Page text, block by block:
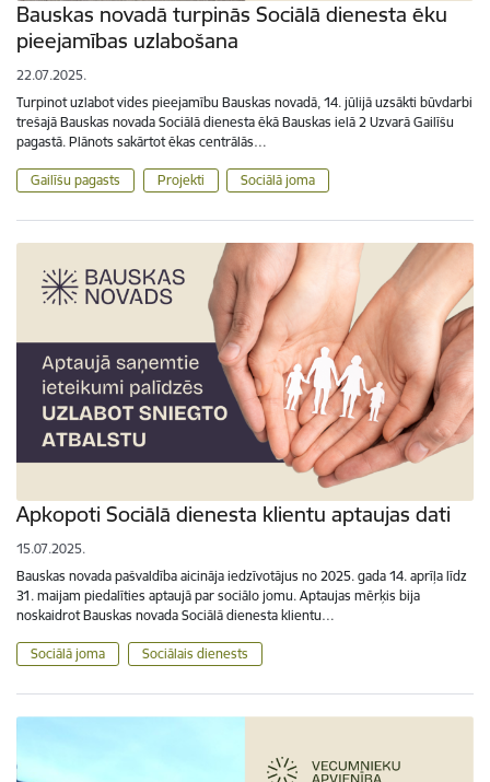
Bauskas novadā turpinās Sociālā dienesta ēku
pieejamības uzlabošana
22.07.2025.
Turpinot uzlabot vides pieejamību Bauskas novadā, 14. jūlijā uzsākti būvdarbi
trešajā Bauskas novada Sociālā dienesta ēkā Bauskas ielā 2 Uzvarā Gailīšu
pagastā. Plānots sakārtot ēkas centrālās…
Gailīšu pagasts Projekti Sociālā joma
Apkopoti Sociālā dienesta klientu aptaujas dati
15.07.2025.
Bauskas novada pašvaldība aicināja iedzīvotājus no 2025. gada 14. aprīļa līdz
31. maijam piedalīties aptaujā par sociālo jomu. Aptaujas mērķis bija
noskaidrot Bauskas novada Sociālā dienesta klientu…
Sociālā joma Sociālais dienests